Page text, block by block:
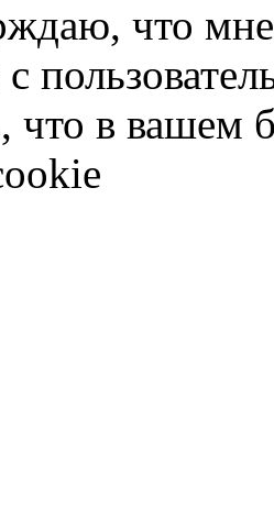
что
что в вашем